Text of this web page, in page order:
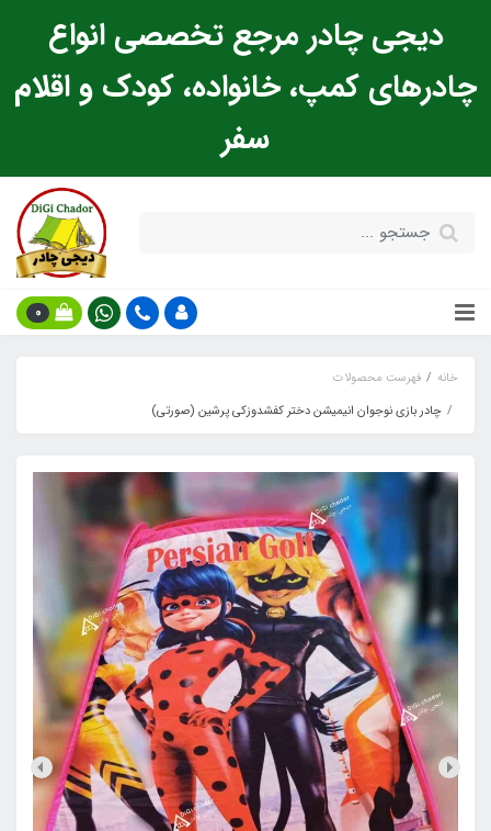
دیجی چادر مرجع تخصصی انواع
چادرهای کمپ، خانواده، کودک و اقلام
سفر
0
خانه
فهرست محصولات
چادر بازی نوجوان انیمیشن دختر کفشدوزکی پرشین (صورتی)